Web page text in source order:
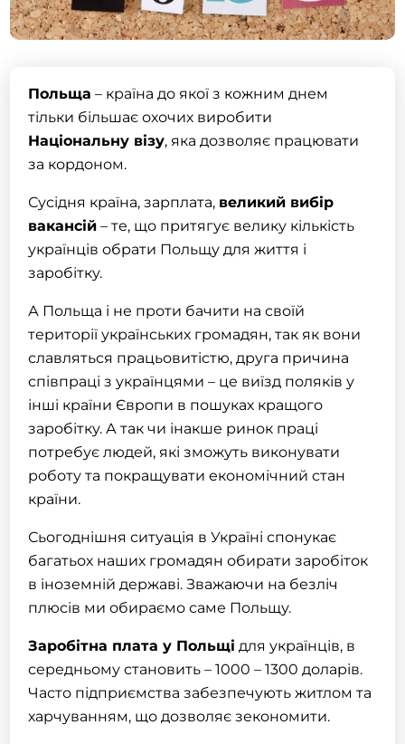
Польща – країна до якої з кожним днем
тільки більшає охочих виробити
Національну візу, яка дозволяє працювати
за кордоном.
Сусідня країна, зарплата, великий вибір
вакансій – те, що притягує велику кількість
українців обрати Польщу для життя і
заробітку.
А Польща і не проти бачити на своїй
території українських громадян, так як вони
славляться працьовитістю, друга причина
співпраці з українцями – це виїзд поляків у
інші країни Європи в пошуках кращого
заробітку. А так чи інакше ринок праці
потребує людей, які зможуть виконувати
роботу та покращувати економічний стан
країни.
Сьогоднішня ситуація в Україні спонукає
багатьох наших громадян обирати заробіток
в іноземній державі. Зважаючи на безліч
плюсів ми обираємо саме Польщу.
Заробітна плата у Польщі для українців, в
середньому становить – 1000 – 1300 доларів.
Часто підприємства забезпечують житлом та
харчуванням, що дозволяє зекономити.